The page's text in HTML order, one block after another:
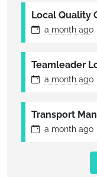
a month ago
a month ago
a month ago